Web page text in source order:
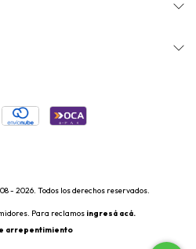
- 2026. Todos los derechos reservados.
Para reclamos ingresá acá.
arrepentimiento